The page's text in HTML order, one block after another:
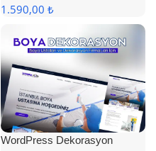
1.590,00 ₺
WordPress Dekorasyon